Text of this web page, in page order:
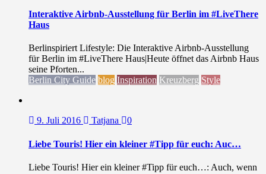
Interaktive Airbnb-Ausstellung für Berlin im #LiveThere
Haus
Berlinspiriert Lifestyle: Die Interaktive Airbnb-Ausstellung
für Berlin im #LiveThere Haus|Heute öffnet das Airbnb Haus
seine Pforten...
Berlin City Guide blog Inspiration Kreuzberg Style
9. Juli 2016 Tatjana 0
Liebe Touris! Hier ein kleiner #Tipp für euch: Auc…
Liebe Touris! Hier ein kleiner #Tipp für euch…: Auch, wenn